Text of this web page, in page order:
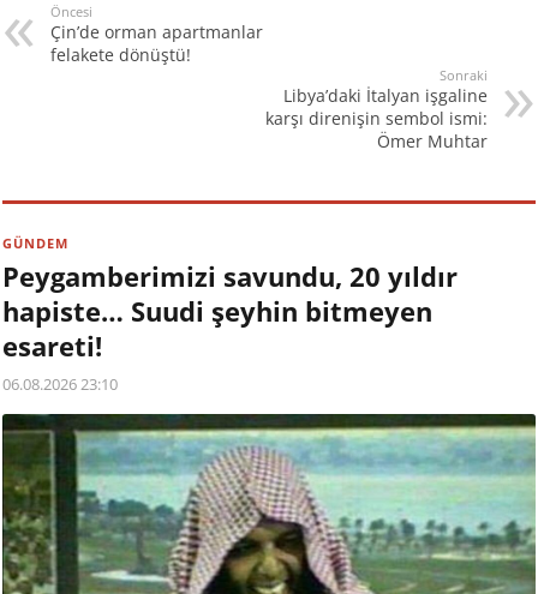
Öncesi
Çin’de orman apartmanlar
felakete dönüştü!
Sonraki
Libya’daki İtalyan işgaline
karşı direnişin sembol ismi:
Ömer Muhtar
GÜNDEM
Peygamberimizi savundu, 20 yıldır
hapiste… Suudi şeyhin bitmeyen
esareti!
06.08.2026 23:10